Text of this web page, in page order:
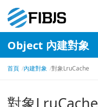
Object 內建對象
首頁 內建對象 對象LruCache
對象LruCache